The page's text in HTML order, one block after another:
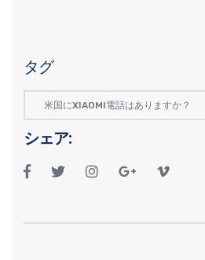
タグ
米国にXIAOMI電話はありますか？
シェア: